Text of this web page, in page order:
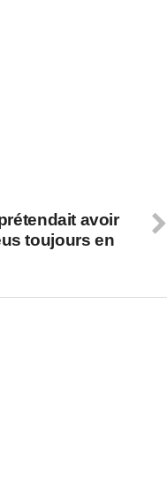
avoir
toujours en